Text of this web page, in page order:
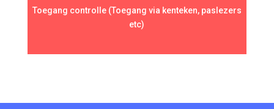
Toegang controlle (Toegang via kenteken, paslezers
etc)